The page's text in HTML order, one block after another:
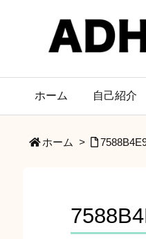
ホーム 自己紹介
ホーム >